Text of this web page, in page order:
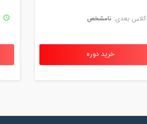
کلاس بعدی: نامشخص
خرید دوره